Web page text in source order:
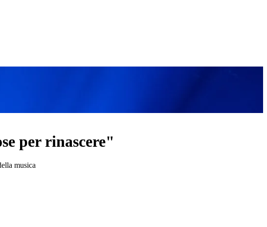
per rinascere"
musica